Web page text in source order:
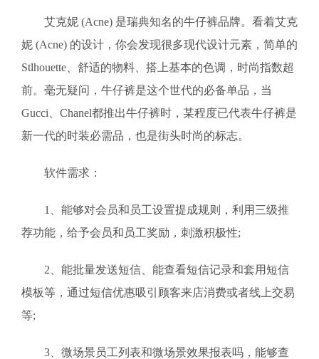
艾克妮 (Acne) 是瑞典知名的牛仔裤品牌。看着艾克
妮 (Acne) 的设计，你会发现很多现代设计元素，简单的
Stlhouette、舒适的物料、搭上基本的色调，时尚指数超
前。毫无疑问，牛仔裤是这个世代的必备单品，当
Gucci、Chanel都推出牛仔裤时，某程度已代表牛仔裤是
新一代的时装必需品，也是街头时尚的标志。
软件需求：
1、能够对会员和员工设置提成规则，利用三级推
荐功能，给予会员和员工奖励，刺激积极性;
2、能批量发送短信、能查看短信记录和套用短信
模板等，通过短信优惠吸引顾客来店消费或者线上交易
等;
3、微场景员工列表和微场景效果报表吗，能够查